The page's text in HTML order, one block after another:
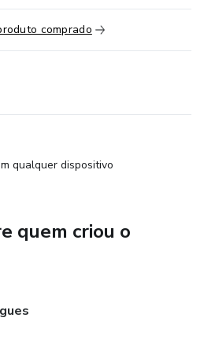
para maximizar seu
de questões.
eficácia comprovada.
comprado
qualquer dispositivo
quem criou o